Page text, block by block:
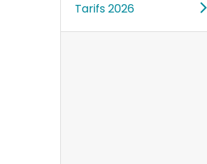
Tarifs 2026